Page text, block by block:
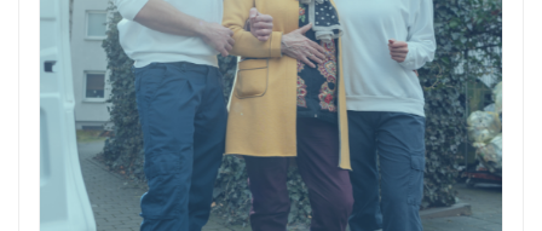
Numéro de téléphone
Sélectionner une agence Oxygène Intérim/ BTT